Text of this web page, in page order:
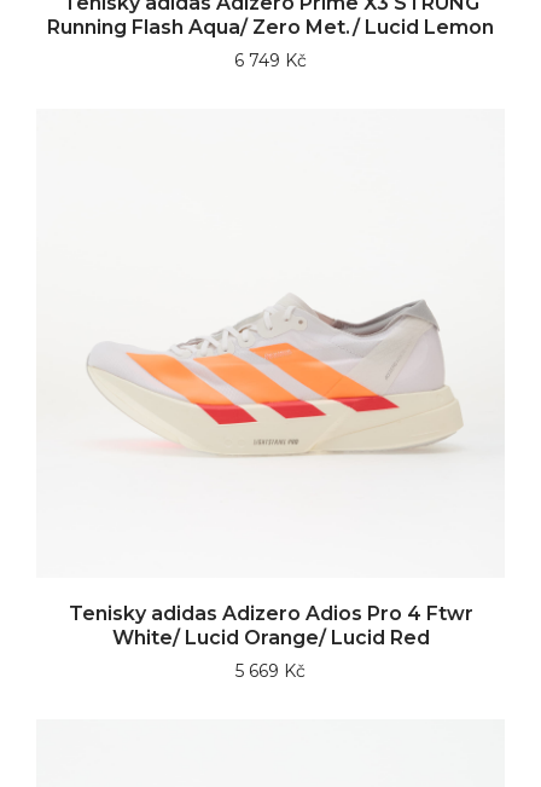
Running Flash Aqua/ Zero Met./ Lucid Lemon
6 749 Kč
Tenisky adidas Adizero Adios Pro 4 Ftwr
White/ Lucid Orange/ Lucid Red
5 669 Kč